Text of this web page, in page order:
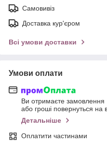
Самовивіз
Доставка кур'єром
Всі умови доставки
Умови оплати
Ви отримаєте замовлення
або гроші повернуться на
Детальніше
Оплатити частинами